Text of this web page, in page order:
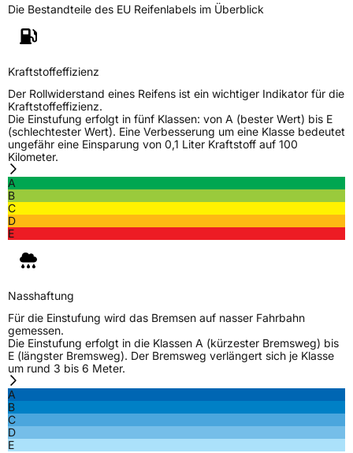
Weitere Eigenschaften
Schlauchtyp
ZustandNeureifen
M+SJa
VerstärktXL
Empfohlen für BentleyB
Empfohlen für MercedesMO1
EU Label
Effizienz
Nasshaftung
Rollgeräusch (Klasse)B
Rollgeräusch (dB)
FahrzeugklasseC1
3PMSF / Schneeflockensymbol / Alpine-SymbolNein
Die Bestandteile des EU Reifenlabels im Überblick
Kraftstoffeffizienz
Der Rollwiderstand eines Reifens ist ein wichtiger Indikator für die
Kraftstoffeffizienz.
Die Einstufung erfolgt in fünf Klassen: von A (bester Wert) bis E
(schlechtester Wert). Eine Verbesserung um eine Klasse bedeutet
ungefähr eine Einsparung von 0,1 Liter Kraftstoff auf 100
Kilometer.
A
B
C
D
E
Nasshaftung
Für die Einstufung wird das Bremsen auf nasser Fahrbahn
gemessen.
Die Einstufung erfolgt in die Klassen A (kürzester Bremsweg) bis
E (längster Bremsweg). Der Bremsweg verlängert sich je Klasse
um rund 3 bis 6 Meter.
A
B
C
D
E